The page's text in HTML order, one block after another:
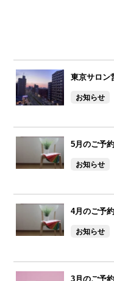
東京サロン
お知らせ
5月のご予
お知らせ
4月のご予
お知らせ
3月のご予